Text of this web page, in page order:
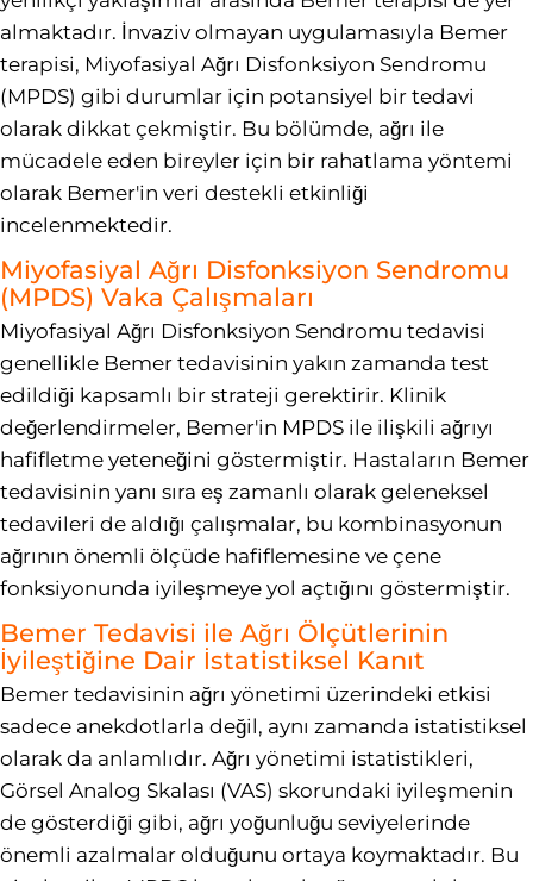
almaktadır. İnvaziv olmayan uygulamasıyla Bemer
terapisi, Miyofasiyal Ağrı Disfonksiyon Sendromu
(MPDS) gibi durumlar için potansiyel bir tedavi
olarak dikkat çekmiştir. Bu bölümde, ağrı ile
mücadele eden bireyler için bir rahatlama yöntemi
olarak Bemer'in veri destekli etkinliği
incelenmektedir.
Miyofasiyal Ağrı Disfonksiyon Sendromu
(MPDS) Vaka Çalışmaları
Miyofasiyal Ağrı Disfonksiyon Sendromu tedavisi
genellikle Bemer tedavisinin yakın zamanda test
edildiği kapsamlı bir strateji gerektirir. Klinik
değerlendirmeler, Bemer'in MPDS ile ilişkili ağrıyı
hafifletme yeteneğini göstermiştir. Hastaların Bemer
tedavisinin yanı sıra eş zamanlı olarak geleneksel
tedavileri de aldığı çalışmalar, bu kombinasyonun
ağrının önemli ölçüde hafiflemesine ve çene
fonksiyonunda iyileşmeye yol açtığını göstermiştir.
Bemer Tedavisi ile Ağrı Ölçütlerinin
İyileştiğine Dair İstatistiksel Kanıt
Bemer tedavisinin ağrı yönetimi üzerindeki etkisi
sadece anekdotlarla değil, aynı zamanda istatistiksel
olarak da anlamlıdır. Ağrı yönetimi istatistikleri,
Görsel Analog Skalası (VAS) skorundaki iyileşmenin
de gösterdiği gibi, ağrı yoğunluğu seviyelerinde
önemli azalmalar olduğunu ortaya koymaktadır. Bu